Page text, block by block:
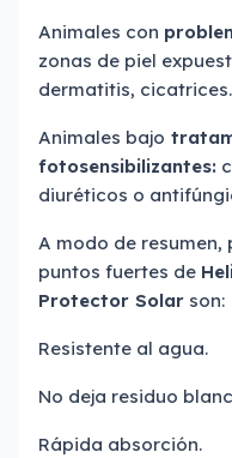
Animales con
zonas de piel
dermatitis,
Animales bajo
fotosensibilizantes:
diuréticos o
A modo de resumen,
puntos fuertes de
Protector Solar son:
Resistente al agua.
No deja residuo
Rápida absorción.